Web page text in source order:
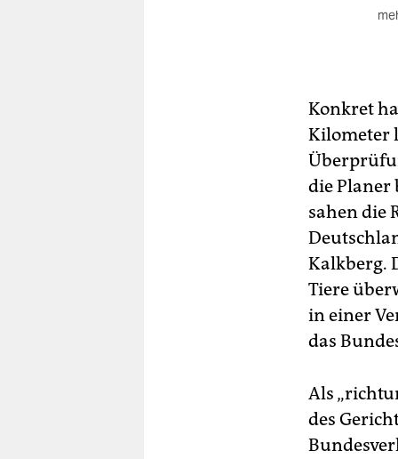
Konkret
Kilometer
die Planer
sahen die
Kalkberg.
Tiere
in einer
das
Als
des